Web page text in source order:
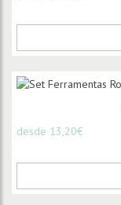
desde 13,20€